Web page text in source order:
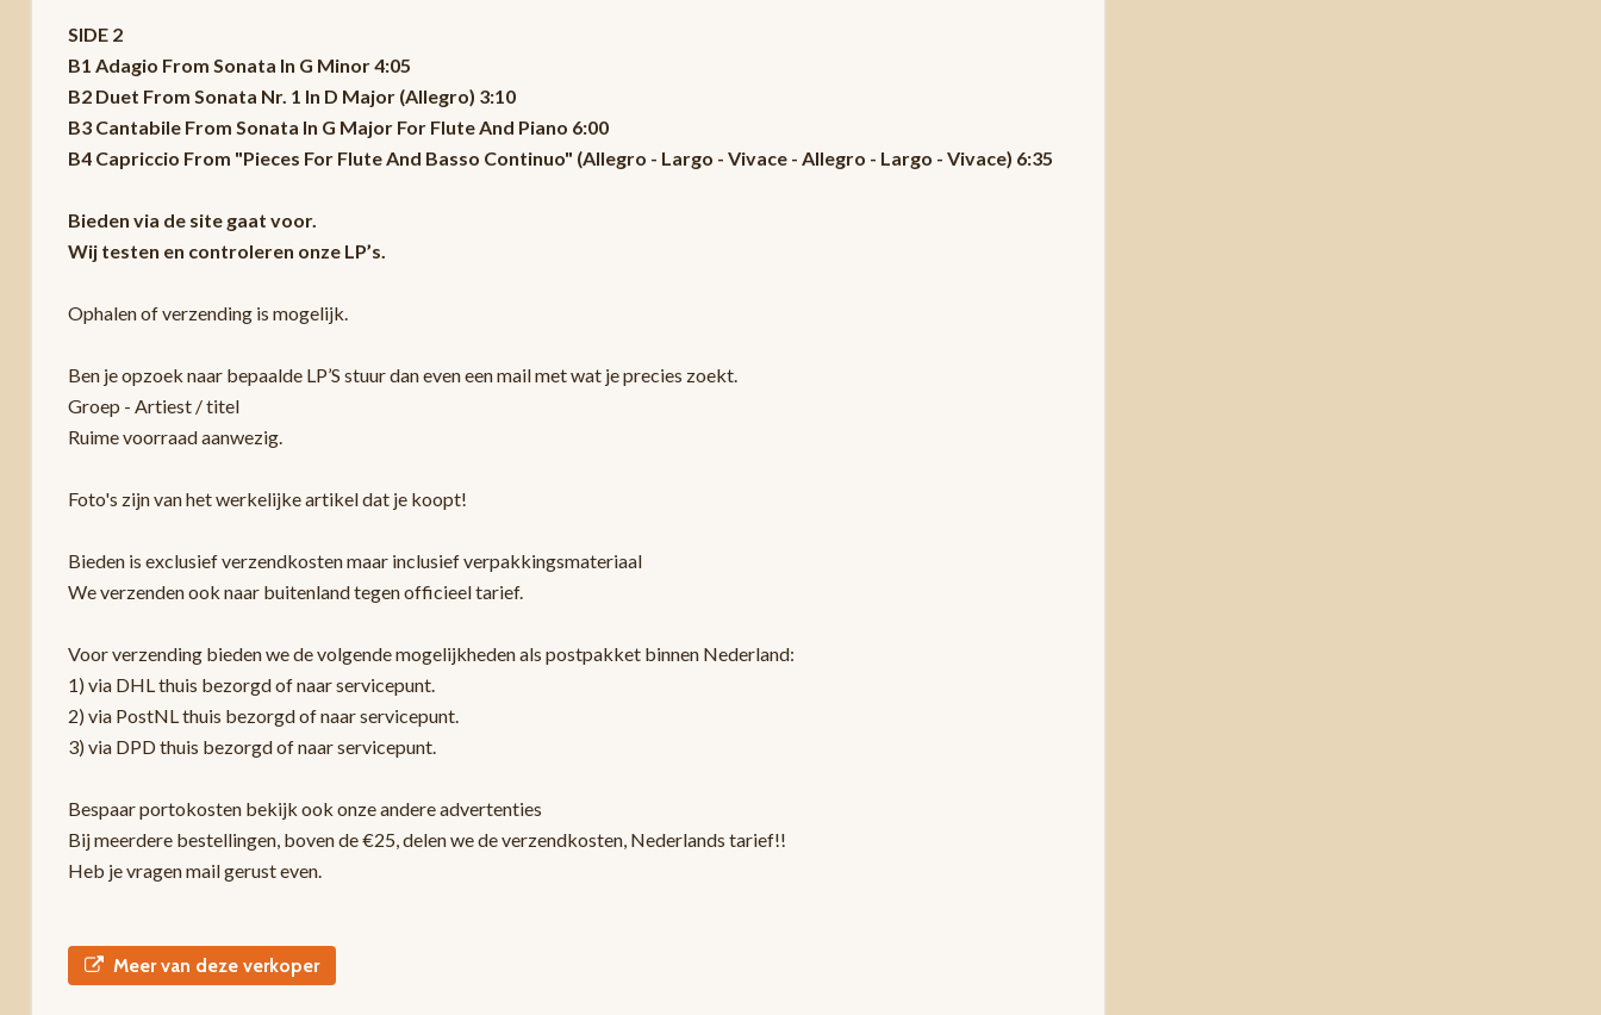
SIDE 2
B1 Adagio From Sonata In G Minor 4:05
B2 Duet From Sonata Nr. 1 In D Major (Allegro) 3:10
B3 Cantabile From Sonata In G Major For Flute And Piano 6:00
B4 Capriccio From "Pieces For Flute And Basso Continuo" (Allegro - Largo - Vivace - Allegro - Largo - Vivace) 6:35
Bieden via de site gaat voor.
Wij testen en controleren onze LP’s.
Ophalen of verzending is mogelijk.
Ben je opzoek naar bepaalde LP’S stuur dan even een mail met wat je precies zoekt.
Groep - Artiest / titel
Ruime voorraad aanwezig.
Foto's zijn van het werkelijke artikel dat je koopt!
Bieden is exclusief verzendkosten maar inclusief verpakkingsmateriaal
We verzenden ook naar buitenland tegen officieel tarief.
Voor verzending bieden we de volgende mogelijkheden als postpakket binnen Nederland:
1) via DHL thuis bezorgd of naar servicepunt.
2) via PostNL thuis bezorgd of naar servicepunt.
3) via DPD thuis bezorgd of naar servicepunt.
Bespaar portokosten bekijk ook onze andere advertenties
Bij meerdere bestellingen, boven de €25, delen we de verzendkosten, Nederlands tarief!!
Heb je vragen mail gerust even.
Meer van deze verkoper